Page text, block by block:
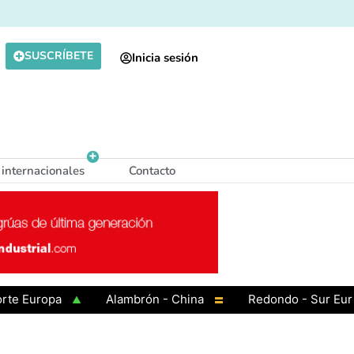
SUSCRÍBETE Inicia sesión
Contacto
Alambrón - China Redondo - Sur Europa